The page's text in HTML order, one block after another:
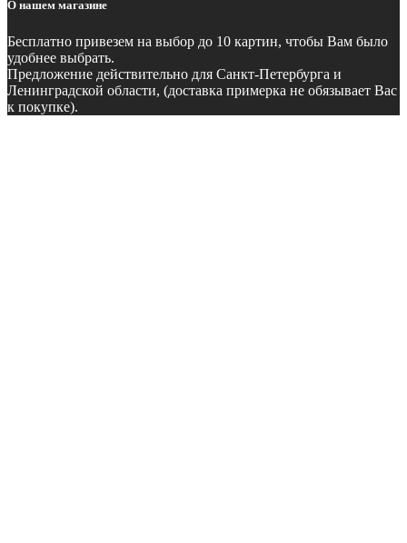
О нашем магазине
Бесплатно привезем на выбор до 10 картин, чтобы Вам было
удобнее выбрать.
Предложение действительно для Санкт-Петербурга и
Ленинградской области, (доставка примерка не обязывает Вас
к покупке).